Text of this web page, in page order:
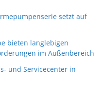
setzt auf
bieten langlebigen
im Außenbereich
und Servicecenter in